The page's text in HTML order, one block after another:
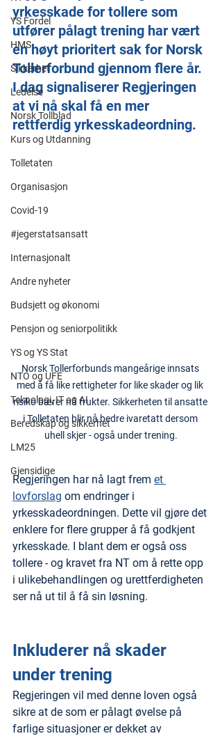
YS Fordel
HMS
Sikkerhet
Ledelse
Norsk Tollblad
Kurs og Utdanning
Tolletaten
Organisasjon
Covid-19
#jegerstatsansatt
Internasjonalt
Andre nyheter
Budsjett og økonomi
Pensjon og seniorpolitikk
YS og YS Stat
NTO og UFE
Teknologi, IT og AI
Beredskap og sikkerhet
LM25
Gjensidige
yrkesskade for tollere som
utfører pålagt trening har vært
en høyt prioritert sak for Norsk
Tollerforbund gjennom flere år.
I dag signaliserer Regjeringen
at vi nå skal få en mer
rettferdig yrkesskadeordning.
Norsk Tollerforbunds mangeårige innsats
med å få like rettigheter for like skader og lik
risiko bærer nå frukter. Sikkerheten til ansatte
i Tolletaten blir nå bedre ivaretatt dersom
uhell skjer - også under trening.
Regjeringen har nå lagt frem et
lovforslag om endringer i
yrkesskadeordningen. Dette vil gjøre det
enklere for flere grupper å få godkjent
yrkesskade. I blant dem er også oss
tollere - og kravet fra NT om å rette opp
i ulikebehandlingen og urettferdigheten
ser nå ut til å få sin løsning.
Inkluderer nå skader
under trening
Regjeringen vil med denne loven også
sikre at de som er pålagt øvelse på
farlige situasjoner er dekket av